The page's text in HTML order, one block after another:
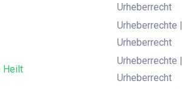
Urheberrecht
Urheberrechte |
Urheberrecht
Heilt
Urheberrechte |
Urheberrecht